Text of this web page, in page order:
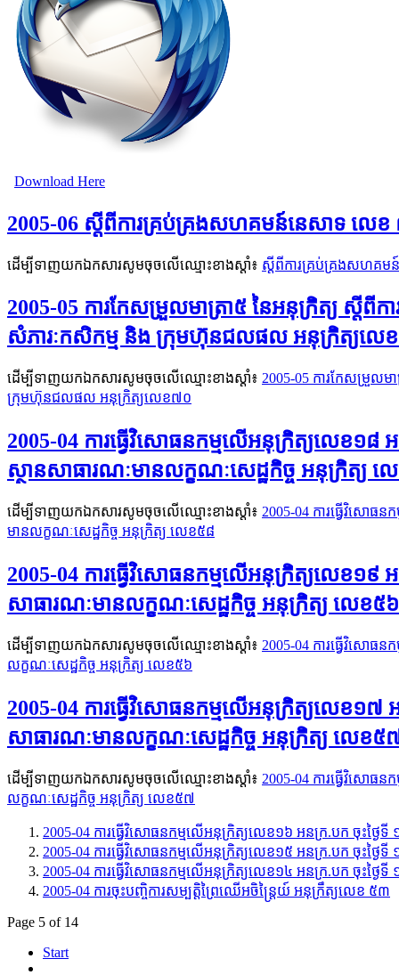
Download Here
2005-06 ស្តីពីការគ្រប់គ្រងសហគមន៍នេសាទ លេខ
ដើម្បីទាញយកឯកសារសូមចុចលើឈ្មោះខាងស្តាំ៖ ស្តីពីការគ្រប់គ្រងសហគម
2005-05 ការកែសម្រួលមាត្រា៥ នៃអនុក្រិត្យ ស្ដី
សំភារៈកសិកម្ម និង ក្រុមហ៊ុនជលផល អនុក្រិត្យលេ
ដើម្បីទាញយកឯកសារសូមចុចលើឈ្មោះខាងស្តាំ៖ 2005-05 ការកែសម្រួលម
ក្រុមហ៊ុនជលផល អនុក្រិត្យលេខ៧០
2005-04 ការធ្វើវិសោធនកម្មលើអនុក្រិត្យលេខ១៨
ស្ថានសាធារណៈមានលក្ខណៈសេដ្ឋកិច្ច អនុក្រិត្យ ល
ដើម្បីទាញយកឯកសារសូមចុចលើឈ្មោះខាងស្តាំ៖ 2005-04 ការធ្វើវិសោធ
មានលក្ខណៈសេដ្ឋកិច្ច អនុក្រិត្យ លេខ៥៨
2005-04 ការធ្វើវិសោធនកម្មលើអនុក្រិត្យលេខ១៩
សាធារណៈមានលក្ខណៈសេដ្ឋកិច្ច អនុក្រិត្យ លេខ៥៦
ដើម្បីទាញយកឯកសារសូមចុចលើឈ្មោះខាងស្តាំ៖ 2005-04 ការធ្វើវិសោធ
លក្ខណៈសេដ្ឋកិច្ច អនុក្រិត្យ លេខ៥៦
2005-04 ការធ្វើវិសោធនកម្មលើអនុក្រិត្យលេខ១៧
សាធារណៈមានលក្ខណៈសេដ្ឋកិច្ច អនុក្រិត្យ លេខ៥
ដើម្បីទាញយកឯកសារសូមចុចលើឈ្មោះខាងស្តាំ៖ 2005-04 ការធ្វើវិសោធ
លក្ខណៈសេដ្ឋកិច្ច អនុក្រិត្យ លេខ៥៧
2005-04 ការធ្វើវិសោធនកម្មលើអនុក្រិត្យលេខ១៦ អនក្រ.បក ចុះថ្ងៃ
2005-04 ការធ្វើវិសោធនកម្មលើអនុក្រិត្យលេខ១៥ អនក្រ.បក ចុះថ្ងៃ
2005-04 ការធ្វើវិសោធនកម្មលើអនុក្រិត្យលេខ១៤ អនក្រ.បក ចុះថ្ងៃ
2005-04 ការចុះបញ្ចិការសម្បត្តិព្រៃឈើអចិន្ត្រៃយ៍ អនុក្រឹត្យលេខ ៥៣
Page 5 of 14
Start